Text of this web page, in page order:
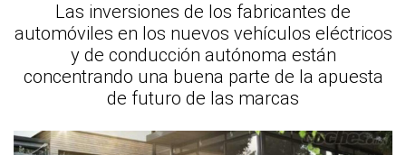
Las inversiones de los fabricantes de
automóviles en los nuevos vehículos eléctricos
y de conducción autónoma están
concentrando una buena parte de la apuesta
de futuro de las marcas